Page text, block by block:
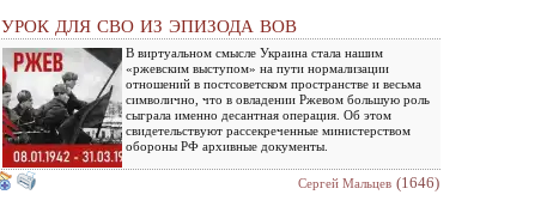
УРОК ДЛЯ СВО ИЗ ЭПИЗОДА ВОВ
В виртуальном смысле Украина стала нашим
«ржевским выступом» на пути нормализации
отношений в постсоветском пространстве и весьма
символично, что в овладении Ржевом большую роль
сыграла именно десантная операция. Об этом
свидетельствуют рассекреченные министерством
обороны РФ архивные документы.
Сергей Мальцев (1646)